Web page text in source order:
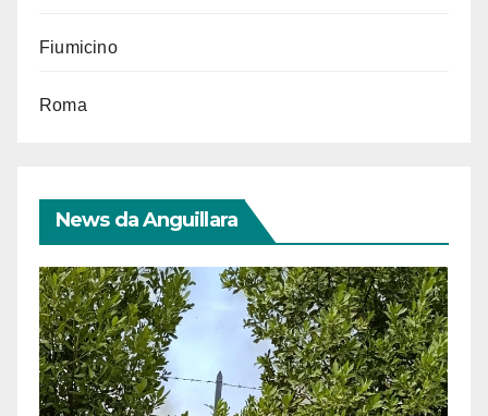
Fiumicino
Roma
News da Anguillara